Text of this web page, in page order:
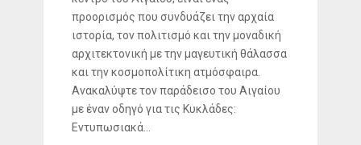
προορισμός που συνδυάζει την αρχαία
ιστορία, τον πολιτισμό και την μοναδική
αρχιτεκτονική με την μαγευτική θάλασσα
και την κοσμοπολίτικη ατμόσφαιρα.
Ανακαλύψτε τον παράδεισο του Αιγαίου
με έναν οδηγό για τις Κυκλάδες:
Εντυπωσιακά...